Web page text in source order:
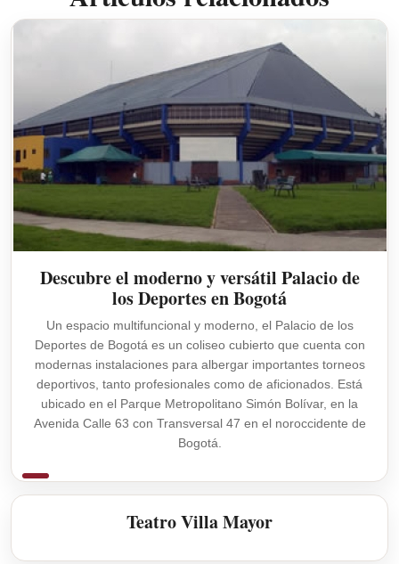
Descubre el moderno y versátil Palacio de
los Deportes en Bogotá
Un espacio multifuncional y moderno, el Palacio de los
Deportes de Bogotá es un coliseo cubierto que cuenta con
modernas instalaciones para albergar importantes torneos
deportivos, tanto profesionales como de aficionados. Está
ubicado en el Parque Metropolitano Simón Bolívar, en la
Avenida Calle 63 con Transversal 47 en el noroccidente de
Bogotá.
Teatro Villa Mayor